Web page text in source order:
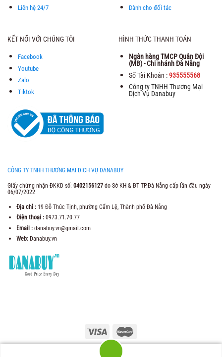
Liên hệ 24/7
Dành cho đối tác
KẾT NỐI VỚI CHÚNG TÔI
Facebook
Youtube
Zalo
Tiktok
HÌNH THỨC THANH TOÁN
Ngân hàng TMCP Quân Đội
(MB) - Chi nhánh Đà Nẵng
Số Tài Khoản :935555568
Công ty TNHH Thương Mại
Dịch Vụ Danabuy
CÔNG TY TNHH THƯƠNG MẠI DỊCH VỤ DANABUY
Giấy chứng nhận ĐKKD số: 0402156127 do Sở KH & ĐT TP.Đà Nẵng cấp lần đầu ngày
06/07/2022
Địa chỉ :19 Đỗ Thúc Tịnh, phường Cẩm Lệ, Thành phố Đà Nẵng
Điện thoại :0973.71.70.77
Email : danabuy.vn@gmail.com
Web: Danabuy.vn
Trung Tâm Thương Mại Danabuy